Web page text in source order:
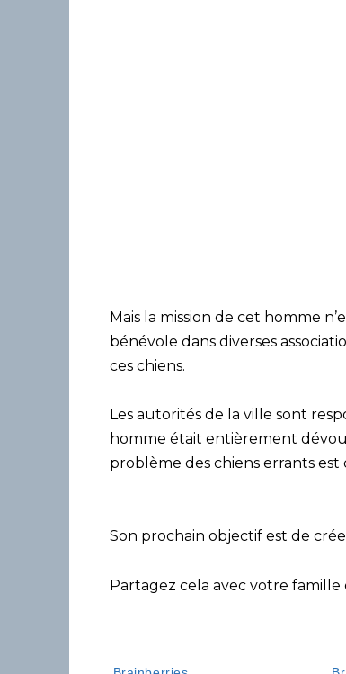
Mais la mission de cet homme
bénévole dans diverses
ces chiens.
Les autorités de la ville sont
homme était entièrement
problème des chiens errants
Son prochain objectif est de
Partagez cela avec votre famille